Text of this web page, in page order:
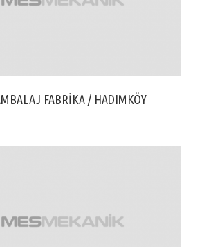
FABRİKA / HADIMKÖY